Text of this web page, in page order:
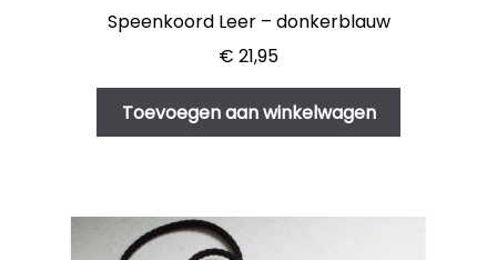
Speenkoord Leer – donkerblauw
€ 21,95
Toevoegen aan winkelwagen